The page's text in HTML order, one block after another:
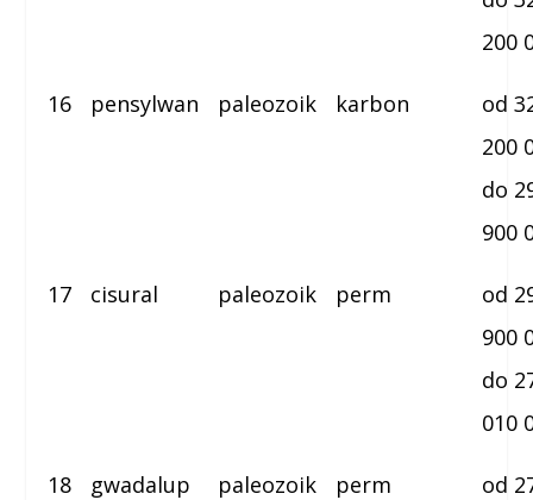
200
16 pensylwan paleozoik karbon
od
200
do
900
17 cisural paleozoik perm
od
900
do
010
18 gwadalup paleozoik perm
od